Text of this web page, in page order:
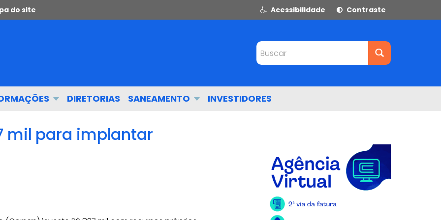
do site Acessibilidade Contraste
Buscar
DIRETORIAS SANEAMENTO INVESTIDORES
mil para implantar